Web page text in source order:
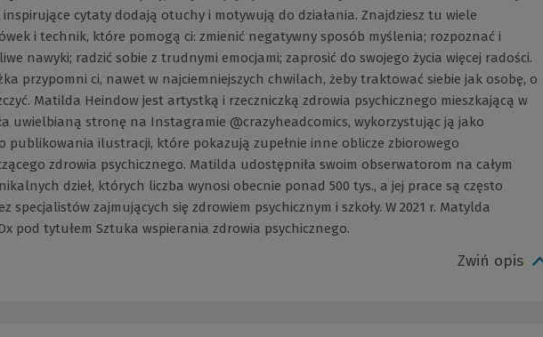
cytaty dodają otuchy i motywują do działania. Znajdziesz tu wiele
i technik, które pomogą ci: zmienić negatywny sposób myślenia; rozpoznać i
nawyki; radzić sobie z trudnymi emocjami; zaprosić do swojego życia więcej radości.
przypomni ci, nawet w najciemniejszych chwilach, żeby traktować siebie jak osobę, o
Matilda Heindow jest artystką i rzeczniczką zdrowia psychicznego mieszkającą w
uwielbianą stronę na Instagramie @crazyheadcomics, wykorzystując ją jako
publikowania ilustracji, które pokazują zupełnie inne oblicze zbiorowego
zdrowia psychicznego. Matilda udostępniła swoim obserwatorom na całym
dzieł, których liczba wynosi obecnie ponad 500 tys., a jej prace są często
specjalistów zajmujących się zdrowiem psychicznym i szkoły. W 2021 r. Matylda
pod tytułem Sztuka wspierania zdrowia psychicznego.
Zwiń opis